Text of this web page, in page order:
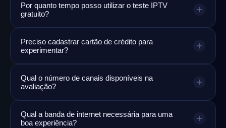
Por quanto tempo posso utilizar o teste IPTV
gratuito?
Preciso cadastrar cartão de crédito para
experimentar?
Qual o número de canais disponíveis na
avaliação?
Qual a banda de internet necessária para uma
boa experiência?